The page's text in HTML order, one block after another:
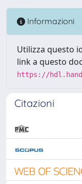
Informazioni
Utilizza questo
link a questo
https://
Citazioni